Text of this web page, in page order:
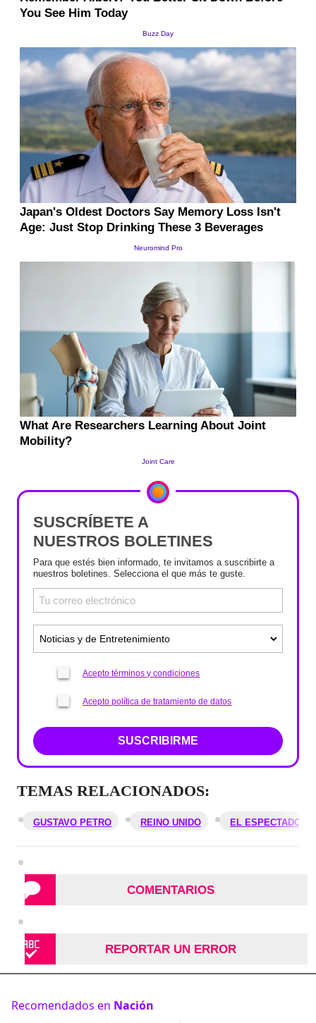
SUSCRÍBETE A
NUESTROS BOLETINES
Para que estés bien informado, te invitamos a suscribirte a
nuestros boletines. Selecciona el que más te guste.
Acepto términos y condiciones
Acepto política de tratamiento de datos
SUSCRIBIRME
TEMAS RELACIONADOS:
GUSTAVO PETRO REINO UNIDO EL ESPECTADOR
COMENTARIOS
REPORTAR UN ERROR
Recomendados en Nación